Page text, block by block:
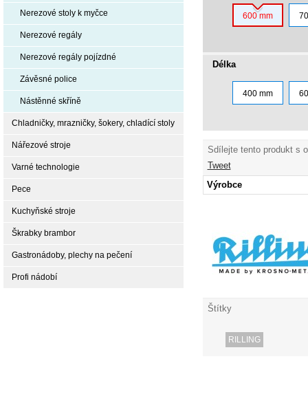
600 mm
Délka
400 mm
Sdílejte tento produkt s
Tweet
Výrobce
Štítky
RILLING
Nerezové stoly k myčce
Nerezové regály
Nerezové regály pojízdné
Závěsné police
Nástěnné skříně
Chladničky, mrazničky, šokery, chladící stoly
Nářezové stroje
Varné technologie
Pece
Kuchyňské stroje
Škrabky brambor
Gastronádoby, plechy na pečení
Profi nádobí